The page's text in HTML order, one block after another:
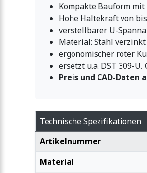
Kompakte Bauform
Hohe Haltekraft von
verstellbarer U-
Material: Stahl
ergonomischer roter
ersetzt u.a. DST 309-U,
Preis und CAD-Daten
Technische Spezifikationen
Artikelnummer
Material